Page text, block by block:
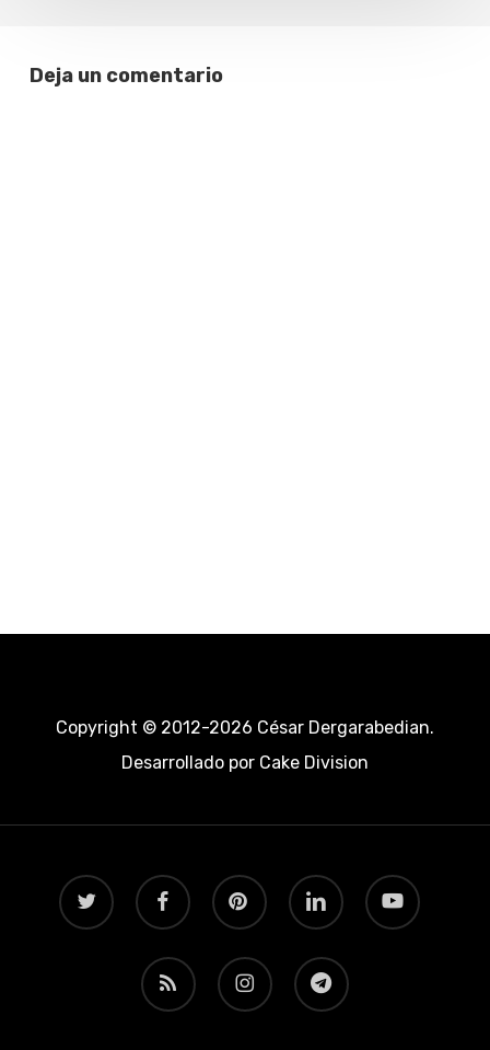
Deja un comentario
Copyright © 2012-2026 César Dergarabedian.
Desarrollado porCake Division
twitter facebook pinterest linkedin youtube
RSS instagram telegram